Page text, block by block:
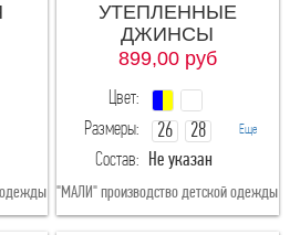
158
176-190
меринос
одежды
УТЕПЛЕННЫЕ
ДЖИНСЫ
899,00руб
Цвет:
Размеры:
26
28
30
32
Еще
Состав: Не указан
"МАЛИ" производство детской одежды